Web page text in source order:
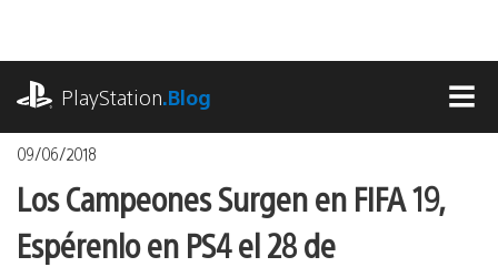
contenido
PlayStation.Blog
09/06/2018
Los Campeones Surgen en FIFA 19,
Espérenlo en PS4 el 28 de